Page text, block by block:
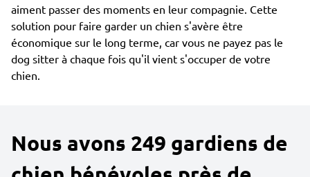
aiment passer des moments en leur compagnie. Cette
solution pour faire garder un chien s'avère être
économique sur le long terme, car vous ne payez pas le
dog sitter à chaque fois qu'il vient s'occuper de votre
chien.
Nous avons 249 gardiens de